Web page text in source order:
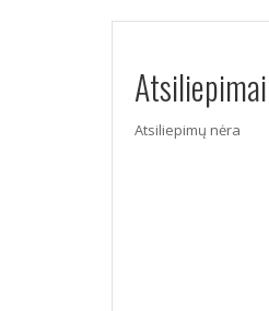
Atsiliepimai
Atsiliepimų nėra